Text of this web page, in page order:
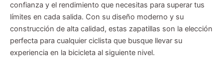
confianza y el rendimiento que necesitas para superar tus
límites en cada salida. Con su diseño moderno y su
construcción de alta calidad, estas zapatillas son la elección
perfecta para cualquier ciclista que busque llevar su
experiencia en la bicicleta al siguiente nivel.